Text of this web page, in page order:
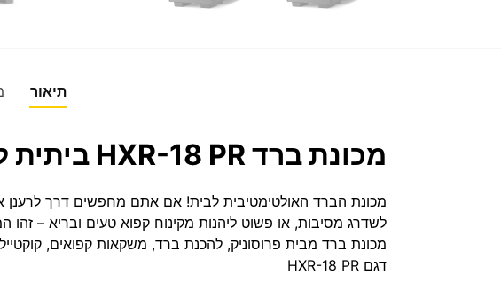
תיאור
מכונת ברד HXR-18 PR ביתית להכנת משקאות קפואים Prosonic
מכונת הברד האולטימטיבית לבית! אם אתם מחפשים דרך לרענן
לשדרג מסיבות, או פשוט ליהנות מקינוח קפוא טעים ובריא –
מכונת ברד מבית פרוסוניק, להכנת ברד, משקאות קפואים,
דגם HXR-18 PR